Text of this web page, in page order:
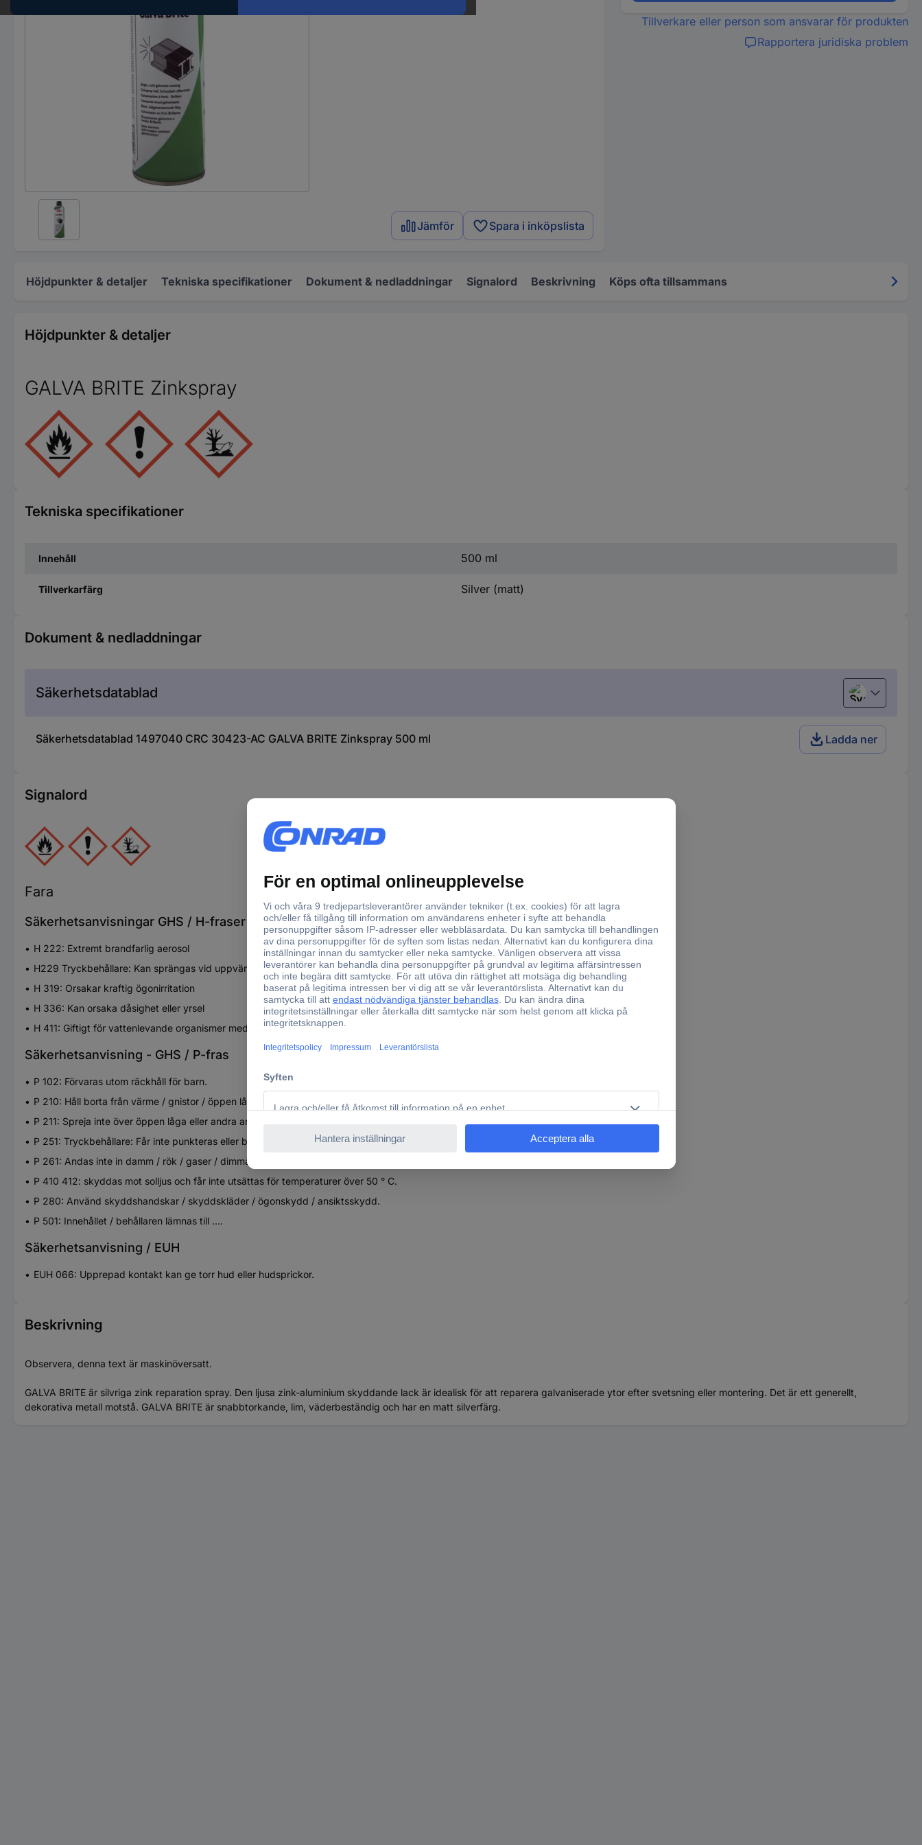
Jämför Spara i inköpslista
Tillverkare eller person som ansvarar för produkten
Rapportera juridiska problem
Höjdpunkter & detaljer Tekniska specifikationer Dokument & nedladdningar Signalord Beskrivning Köps ofta tillsammans
Höjdpunkter & detaljer
GALVA BRITE Zinkspray
Tekniska specifikationer
Innehåll 500 ml
Tillverkarfärg Silver (matt)
Dokument & nedladdningar
Säkerhetsdatablad Svenska
Säkerhetsdatablad 1497040 CRC 30423-AC GALVA BRITE Zinkspray 500 ml Ladda ner
Signalord
Fara
Säkerhetsanvisningar GHS / H-fraser
H 222: Extremt brandfarlig aerosol
H229 Tryckbehållare: Kan sprängas vid uppvärmning
H 319: Orsakar kraftig ögonirritation
H 336: Kan orsaka dåsighet eller yrsel
H 411: Giftigt för vattenlevande organismer med långtidseffekter
Säkerhetsanvisning - GHS / P-fras
P 102: Förvaras utom räckhåll för barn.
P 210: Håll borta från värme / gnistor / öppen låga / heta ytor. Rök inte.
P 211: Spreja inte över öppen låga eller andra antändningskällor.
P 251: Tryckbehållare: Får inte punkteras eller brännas, inte ens efter användning
P 261: Andas inte in damm / rök / gaser / dimma / ångor / sprej.
P 410 412: skyddas mot solljus och får inte utsättas för temperaturer över 50 ° C.
P 280: Använd skyddshandskar / skyddskläder / ögonskydd / ansiktsskydd.
P 501: Innehållet / behållaren lämnas till ....
Säkerhetsanvisning / EUH
EUH 066: Upprepad kontakt kan ge torr hud eller hudsprickor.
Beskrivning
Observera, denna text är maskinöversatt.
GALVA BRITE är silvriga zink reparation spray. Den ljusa zink-aluminium skyddande lack är idealisk för att reparera galvaniserade ytor efter svetsning eller montering. Det är ett generellt,
dekorativa metall motstå. GALVA BRITE är snabbtorkande, lim, väderbeständig och har en matt silverfärg.